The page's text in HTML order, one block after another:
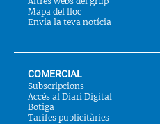
Mapa del lloc
Envia la teva notícia
COMERCIAL
Subscripcions
Accés al Diari Digital
Botiga
Tarifes publicitàries